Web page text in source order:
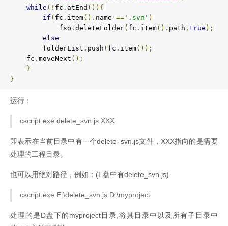
while (! fc . atEnd ()){
if ( fc . item(). name == '.svn' )
            fso
. deleteFolder( fc . item(). path , true );
else
        folderList
. push ( fc . item());
    fc
. moveNext ();
}
}
运行：
cscript.exe delete_svn.js XXX
即表示在当前目录中有一个delete_svn.js文件，XXX指向的是需要
处理的工程目录。
也可以用绝对路径，例如：(E盘中有delete_svn.js)
cscript.exe E:\delete_svn.js D:\myproject
处理的是D盘下的myproject目录,将其目录中以及所有子目录中